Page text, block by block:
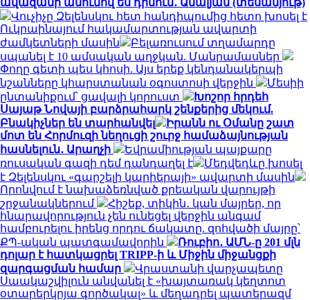
Վուչիչը Զելենսկու հետ հանդիպումից հետո խոսել է
Ուկրաինայում հակամարտության ավարտի
ժամկետների մասին
Բելառուսում տղամարդը
սպանել է 10 ամսական աղջկան. Մանրամասներ
Փողը գետի պես կհոսի. Այս երեք կենդանակերպի
նշանները կհարստանան օգոստոսի վերջին
Մեսիի
ընտանիքում՝ ցավալի կորուստ
Խոշոր հրդեհ
Սայաթ Նովայի բարձրահարկ շենքերից մեկում.
Բնակիչներ են տարհանվել
Իրանն ու Օմանը շատ
մոտ են Հորմուզի նեղուցի շուրջ համաձայնության
հասնելուն․ Արաղչի
Եվրամիության պայքարը
ռուսական գազի դեմ դանդաղել է
Մեդվեդևը խոսել
է Զելենսկու «գարշելի կարիերայի» ավարտի մասին
Որոնվում է նախաձեռնված քրեական վարույթի
շրջանակներում
Հիշեք, տիկին․ կան մայրեր, որ
հնարավորություն չեն ունեցել վերջին անգամ
համբուրելու իրենց որդու ճակատը. զոհվածի մայրը՝
ՔՊ-ական պատգամավորին
Ռուբիո․ ԱՄՆ-ը 201 մլն
դոլար է հատկացրել TRIPP-ի և Միջին միջանցքի
զարգացման համար
Վրաստանի վարչապետը
Սաակաշվիլուն անվանել է «խայտառակ կեղտոտ
օտարերկրյա գործակալ» և մեղադրել պատերազմ